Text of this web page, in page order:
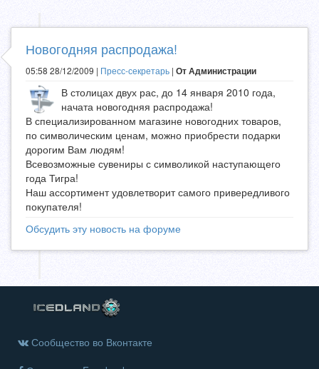
Новогодняя распродажа!
05:58 28/12/2009 | Пресс-секретарь | От Администрации
В столицах двух рас, до 14 января 2010 года,
начата новогодняя распродажа!
В специализированном магазине новогодних товаров,
по символическим ценам, можно приобрести подарки
дорогим Вам людям!
Всевозможные сувениры с символикой наступающего
года Тигра!
Наш ассортимент удовлетворит самого привередливого
покупателя!
Обсудить эту новость на форуме
Сообщество во Вконтакте